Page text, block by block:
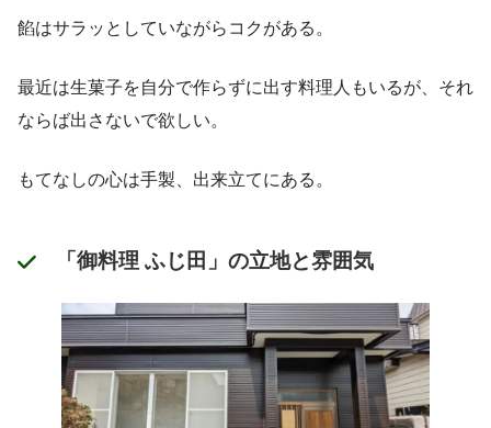
餡はサラッとしていながらコクがある。
最近は生菓子を自分で作らずに出す料理人もいるが、それ
ならば出さないで欲しい。
もてなしの心は手製、出来立てにある。
「御料理 ふじ田」の立地と雰囲気